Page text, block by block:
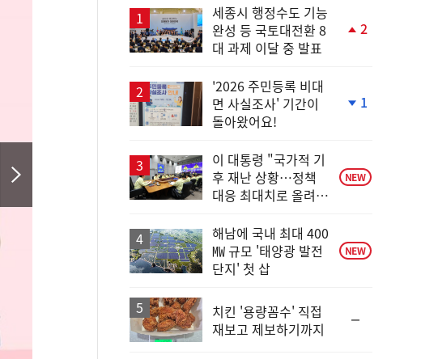
세종시 행정수도 기능
완성 등 국토대전환 8
대 과제 이달 중 발표
2
'2026 주민등록 비대
면 사실조사' 기간이
돌아왔어요!
1
이 대통령 "국가적 기
후 재난 상황…정책
대응 최대치로 올려
NEW
해남에 국내 최대 400
㎿ 규모 '태양광 발전
단지' 첫 삽
NEW
치킨 '용량꼼수' 직접
재보고 제보하기까지